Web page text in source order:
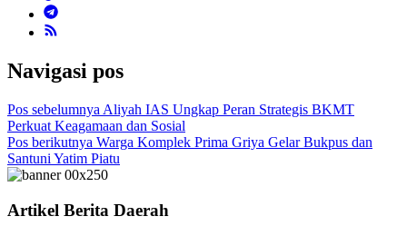
Navigasi pos
Pos sebelumnya Aliyah IAS Ungkap Peran Strategis BKMT
Perkuat Keagamaan dan Sosial
Pos berikutnya Warga Komplek Prima Griya Gelar Bukpus dan
Santuni Yatim Piatu
Artikel Berita Daerah